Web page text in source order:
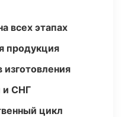
всех этапах
продукция
и СНГ
цикл